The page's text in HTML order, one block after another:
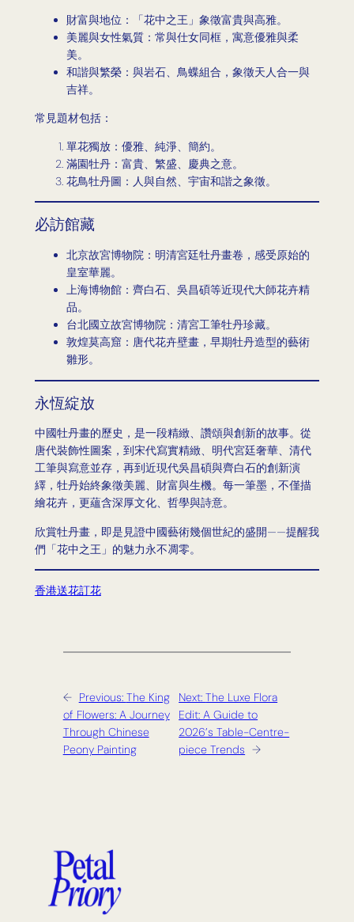
財富與地位：「花中之王」象徵富貴與高雅。
美麗與女性氣質：常與仕女同框，寓意優雅與柔
美。
和諧與繁榮：與岩石、鳥蝶組合，象徵天人合一與
吉祥。
常見題材包括：
單花獨放：優雅、純淨、簡約。
滿園牡丹：富貴、繁盛、慶典之意。
花鳥牡丹圖：人與自然、宇宙和諧之象徵。
必訪館藏
北京故宮博物院：明清宮廷牡丹畫卷，感受原始的
皇室華麗。
上海博物館：齊白石、吳昌碩等近現代大師花卉精
品。
台北國立故宮博物院：清宮工筆牡丹珍藏。
敦煌莫高窟：唐代花卉壁畫，早期牡丹造型的藝術
雛形。
永恆綻放
中國牡丹畫的歷史，是一段精緻、讚頌與創新的故事。從
唐代裝飾性圖案，到宋代寫實精緻、明代宮廷奢華、清代
工筆與寫意並存，再到近現代吳昌碩與齊白石的創新演
繹，牡丹始終象徵美麗、財富與生機。每一筆墨，不僅描
繪花卉，更蘊含深厚文化、哲學與詩意。
欣賞牡丹畫，即是見證中國藝術幾個世紀的盛開——提醒我
們「花中之王」的魅力永不凋零。
香港送花訂花
← Previous: The King
of Flowers: A Journey
Through Chinese
Peony Painting
Next:The Luxe Flora
Edit: A Guide to
2026’s Table-Centre­
piece Trends →